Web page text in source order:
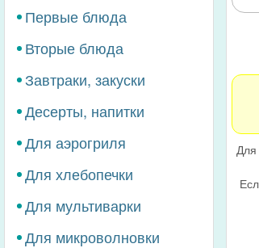
Первые блюда
Вторые блюда
Завтраки, закуски
Десерты, напитки
Для аэрогриля
Для хлебопечки
Для мультиварки
Для микроволновки